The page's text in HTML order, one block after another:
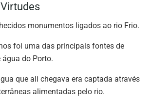
monumentos ligados ao rio Frio.
foi uma das principais fontes de
do Porto.
que ali chegava era captada através
alimentadas pelo rio.